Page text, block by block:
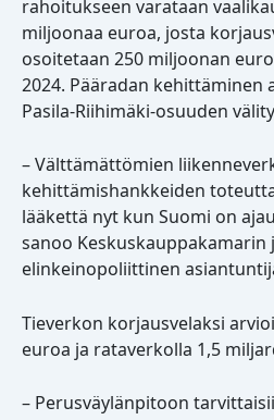
rahoitukseen varataan
miljoonaa euroa, josta
osoitetaan 250 miljoonan
2024. Pääradan kehittäminen
Pasila-Riihimäki-osuuden
– Välttämättömien
kehittämishankkeiden
lääkettä nyt kun Suomi on
sanoo Keskuskauppakamarin
elinkeinopoliittinen
Tieverkon korjausvelaksi
euroa ja rataverkolla 1,5
– Perusväylänpitoon